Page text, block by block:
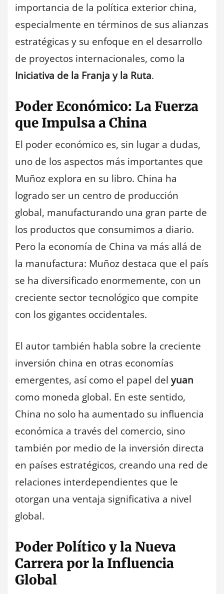
importancia de la política exterior china,
especialmente en términos de sus alianzas
estratégicas y su enfoque en el desarrollo
de proyectos internacionales, como la
Iniciativa de la Franja y la Ruta.
Poder Económico: La Fuerza
que Impulsa a China
El poder económico es, sin lugar a dudas,
uno de los aspectos más importantes que
Muñoz explora en su libro. China ha
logrado ser un centro de producción
global, manufacturando una gran parte de
los productos que consumimos a diario.
Pero la economía de China va más allá de
la manufactura: Muñoz destaca que el país
se ha diversificado enormemente, con un
creciente sector tecnológico que compite
con los gigantes occidentales.
El autor también habla sobre la creciente
inversión china en otras economías
emergentes, así como el papel del yuan
como moneda global. En este sentido,
China no solo ha aumentado su influencia
económica a través del comercio, sino
también por medio de la inversión directa
en países estratégicos, creando una red de
relaciones interdependientes que le
otorgan una ventaja significativa a nivel
global.
Poder Político y la Nueva
Carrera por la Influencia
Global